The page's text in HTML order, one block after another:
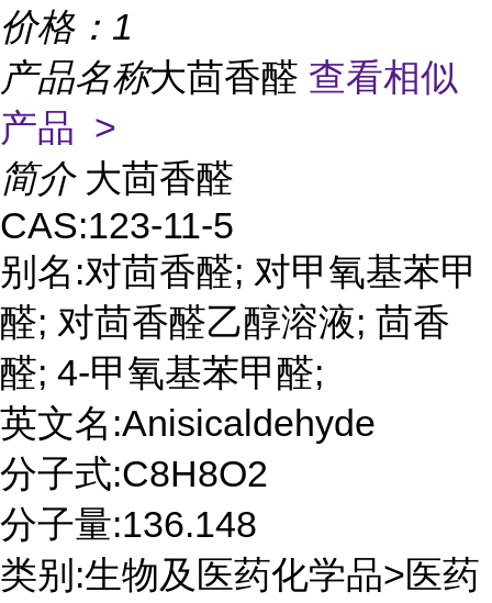
价格： 1
产品名称大茴香醛 查看相似
产品 >
简介 大茴香醛
CAS:123-11-5
别名:对茴香醛; 对甲氧基苯甲
醛; 对茴香醛乙醇溶液; 茴香
醛; 4-甲氧基苯甲醛;
英文名:Anisicaldehyde
分子式:C8H8O2
分子量:136.148
类别:生物及医药化学品>医药